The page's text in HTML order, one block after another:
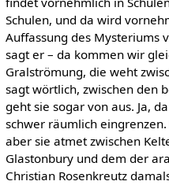
Schulen, und da wird
Auffassung des Mysteriums
sagt er – da kommen wir
Gralströmung, die weht
sagt wörtlich, zwischen den
geht sie sogar von aus. Ja,
schwer räumlich
aber sie atmet zwischen
Glastonbury und dem der
Christian Rosenkreutz